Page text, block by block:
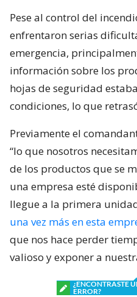
Pese al control del
enfrentaron serias
emergencia,
información sobre los
hojas de seguridad
condiciones, lo que
Previamente el
“lo que nosotros
de los productos que se
una empresa esté
llegue a la primera
una vez más en esta
que nos hace perder
valioso y exponer a
¿ENCONTRASTE
ERROR?